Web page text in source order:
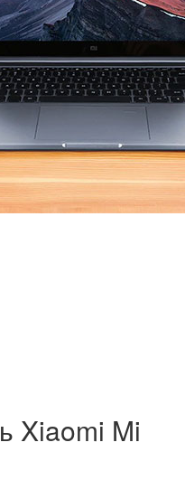
Xiaomi Mi